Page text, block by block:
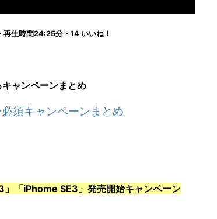
生時間24:25分・14 いいね！
キャンペーンまとめ
須キャンペーンまとめ
」「iPhome SE3」発売開始キャンペーン